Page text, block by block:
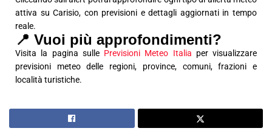
attiva su Carisio, con previsioni e dettagli aggiornati in tempo
reale.
📍 Vuoi più approfondimenti?
Visita la pagina sulle Previsioni Meteo Italia per visualizzare
previsioni meteo delle regioni, province, comuni, frazioni e
località turistiche.